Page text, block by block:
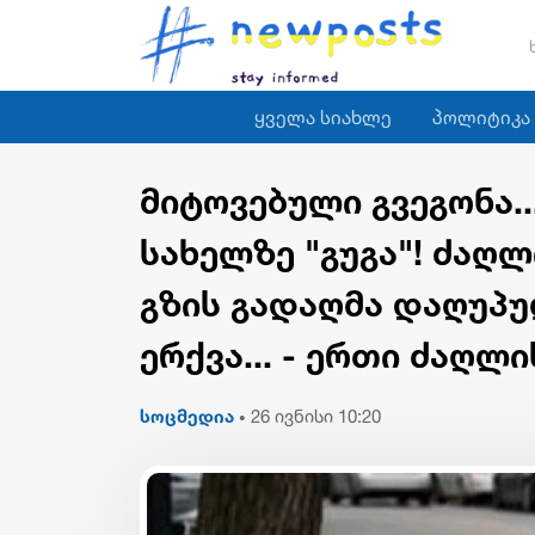
ყველა სიახლე პოლიტიკა
მიტოვებული
სახელზე "გუგა"!
გზის გადაღმა
ერქვა... - ერთი
სოცმედია • 26 ივნისი 10:20